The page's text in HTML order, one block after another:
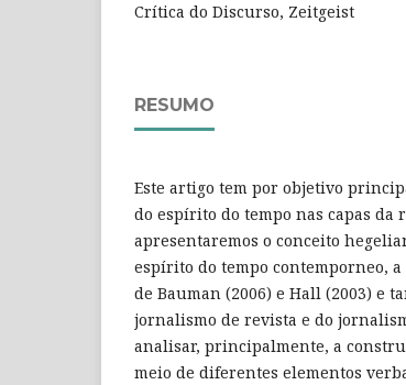
Crítica do Discurso, Zeitgeist
RESUMO
Este artigo tem por objetivo
do espírito do tempo nas capas da
apresentaremos o conceito
espírito do tempo contemporneo,
de Bauman (2006) e Hall (2003) e
jornalismo de revista e do
analisar, principalmente, a
meio de diferentes elementos